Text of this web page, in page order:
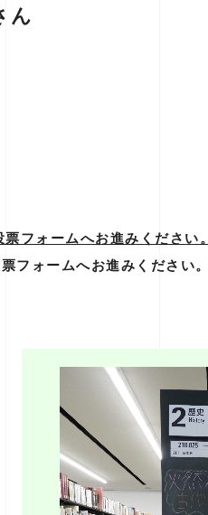
フォームへお進みください
フォームへお進みください